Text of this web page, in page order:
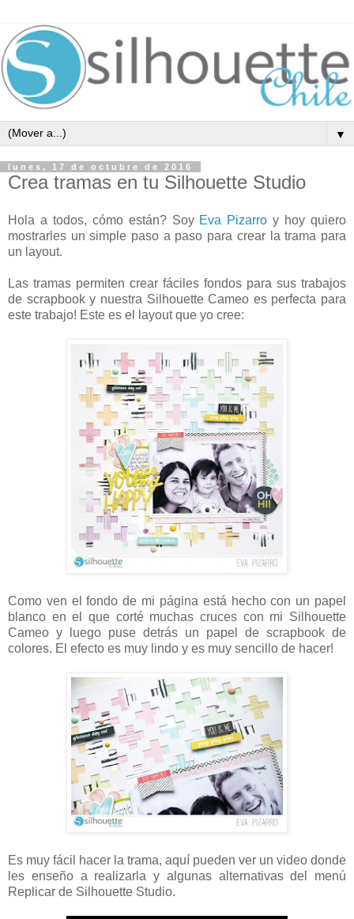
▼
lunes, 17 de octubre de 2016
Crea tramas en tu Silhouette Studio
Hola a todos, cómo están? Soy Eva Pizarro y hoy quiero
mostrarles un simple paso a paso para crear la trama para
un layout.
Las tramas permiten crear fáciles fondos para sus trabajos
de scrapbook y nuestra Silhouette Cameo es perfecta para
este trabajo! Este es el layout que yo cree:
Como ven el fondo de mi página está hecho con un papel
blanco en el que corté muchas cruces con mi Silhouette
Cameo y luego puse detrás un papel de scrapbook de
colores. El efecto es muy lindo y es muy sencillo de hacer!
Es muy fácil hacer la trama, aquí pueden ver un video donde
les enseño a realizarla y algunas alternativas del menú
Replicar de Silhouette Studio.